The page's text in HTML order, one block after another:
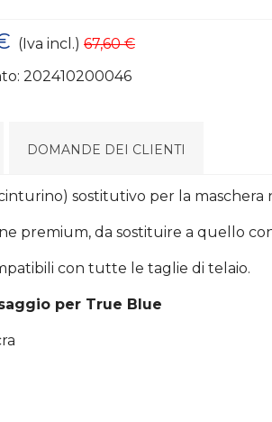
(Iva incl.) 67,60 €
202410200046
DOMANDE DEI CLIENTI
sostitutivo per la maschera
premium, da sostituire a quello
con tutte le taglie di telaio.
per True Blue